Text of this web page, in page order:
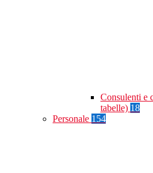
Consulenti e
tabelle) 18
Personale 154